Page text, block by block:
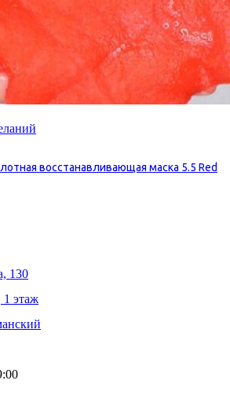
восстанавливающая маска 5.5 Red
130
этаж